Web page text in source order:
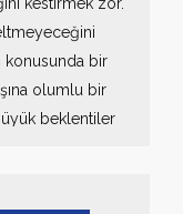
bir
olumlu bir
beklentiler